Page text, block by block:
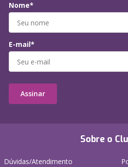
Sobre o
Dúvidas/Atendimento
Nome*
E-mail*
Assinar